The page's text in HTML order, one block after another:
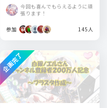
今回も喜んでもらえるように頑
張ります！
参加 145人
企画完了